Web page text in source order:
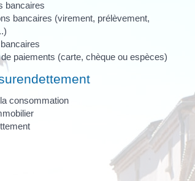
bancaires
bancaires (virement, prélèvement,
paiements (carte, chèque ou espèces)
consommation